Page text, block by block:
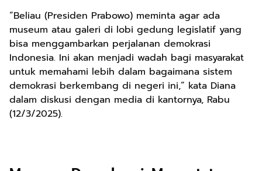
“Beliau (Presiden Prabowo) meminta agar ada
museum atau galeri di lobi gedung legislatif yang
bisa menggambarkan perjalanan demokrasi
Indonesia. Ini akan menjadi wadah bagi masyarakat
untuk memahami lebih dalam bagaimana sistem
demokrasi berkembang di negeri ini,” kata Diana
dalam diskusi dengan media di kantornya, Rabu
(12/3/2025).